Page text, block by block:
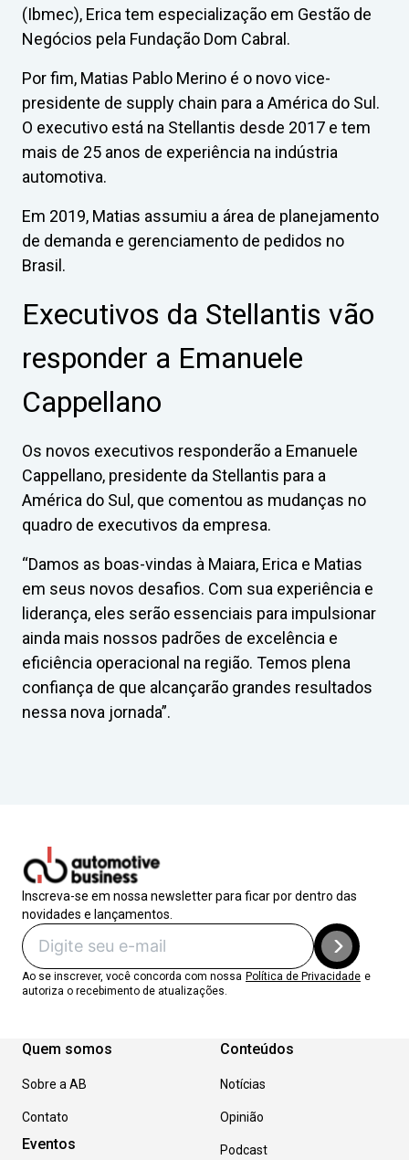
(Ibmec), Erica tem especialização em Gestão de
Negócios pela Fundação Dom Cabral.
Por fim, Matias Pablo Merino é o novo vice-
presidente de supply chain para a América do Sul.
O executivo está na Stellantis desde 2017 e tem
mais de 25 anos de experiência na indústria
automotiva.
Em 2019, Matias assumiu a área de planejamento
de demanda e gerenciamento de pedidos no
Brasil.
Executivos da Stellantis vão
responder a Emanuele
Cappellano
Os novos executivos responderão a Emanuele
Cappellano, presidente da Stellantis para a
América do Sul, que comentou as mudanças no
quadro de executivos da empresa.
“Damos as boas-vindas à Maiara, Erica e Matias
em seus novos desafios. Com sua experiência e
liderança, eles serão essenciais para impulsionar
ainda mais nossos padrões de excelência e
eficiência operacional na região. Temos plena
confiança de que alcançarão grandes resultados
nessa nova jornada”.
Inscreva-se em nossa newsletter para ficar por dentro das
novidades e lançamentos.
Ao se inscrever, você concorda com nossa Política de Privacidade e
autoriza o recebimento de atualizações.
Quem somos
Sobre a AB
Contato
Eventos
Conteúdos
Notícias
Opinião
Podcast